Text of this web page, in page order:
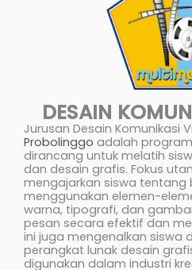
DESAIN
Jurusan Desain Komunikasi
Probolinggo adalah
dirancang untuk melatih
dan desain grafis. Fokus
mengajarkan siswa tentang
menggunakan elemen-
warna, tipografi, dan
pesan secara efektif dan
ini juga mengenalkan siswa
perangkat lunak desain
digunakan dalam industri